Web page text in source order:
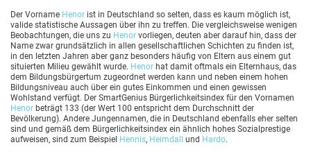
Der Vorname Henor ist in Deutschland so selten, dass es kaum möglich ist,
valide statistische Aussagen über ihn zu treffen. Die vergleichsweise wenigen
Beobachtungen, die uns zu Henor vorliegen, deuten aber darauf hin, dass der
Name zwar grundsätzlich in allen gesellschaftlichen Schichten zu finden ist,
in den letzten Jahren aber ganz besonders häufig von Eltern aus einem gut
situierten Milieu gewählt wurde. Henor hat damit oftmals ein Elternhaus, das
dem Bildungsbürgertum zugeordnet werden kann und neben einem hohen
Bildungsniveau auch über ein gutes Einkommen und einen gewissen
Wohlstand verfügt. Der SmartGenius Bürgerlichkeitsindex für den Vornamen
Henor beträgt 133 (der Wert 100 entspricht dem Durchschnitt der
Bevölkerung). Andere Jungennamen, die in Deutschland ebenfalls eher selten
sind und gemäß dem Bürgerlichkeitsindex ein ähnlich hohes Sozialprestige
aufweisen, sind zum Beispiel Hennis, Heimdall und Hardo.